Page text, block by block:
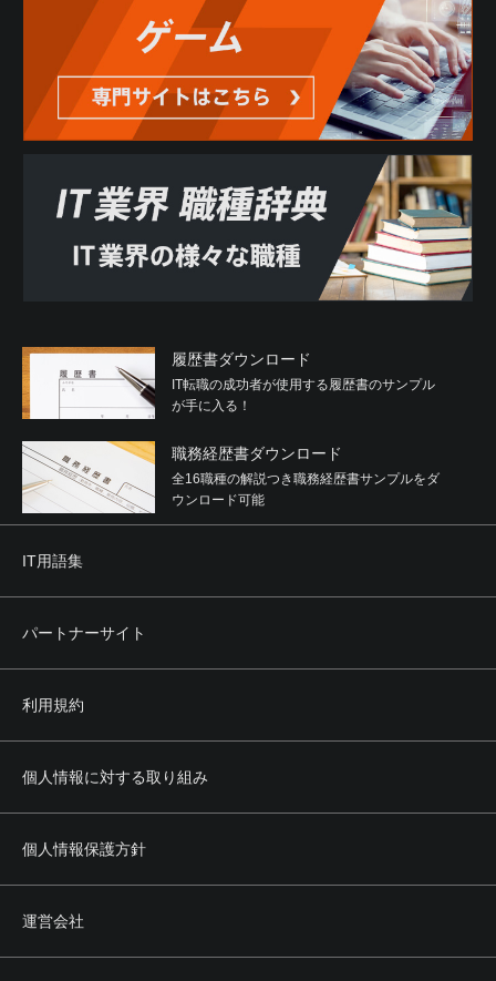
履歴書ダウンロード
IT転職の成功者が使用する履歴書のサンプル
が手に入る！
職務経歴書ダウンロード
全16職種の解説つき職務経歴書サンプルをダ
ウンロード可能
IT用語集
パートナーサイト
利用規約
個人情報に対する取り組み
個人情報保護方針
運営会社